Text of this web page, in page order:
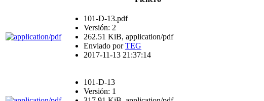
101-D-13.pdf
Versión: 2
262.51 KiB, application/pdf
Enviado porTEG
2017-11-13 21:37:14
101-D-13
Versión: 1